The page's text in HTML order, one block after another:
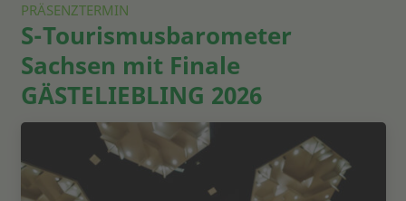
PRÄSENZTERMIN
S-Tourismusbarometer
Sachsen mit Finale
GÄSTELIEBLING 2026